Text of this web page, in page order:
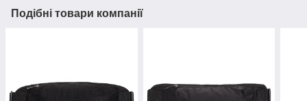
Подібні товари компанії